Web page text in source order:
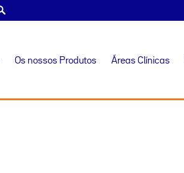
Os nossos Produtos Áreas Clínicas